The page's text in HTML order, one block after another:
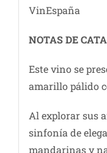
VinEspaña
NOTAS DE CATA
Este vino se
amarillo pálido
Al explorar sus
sinfonía de
mandarinas y